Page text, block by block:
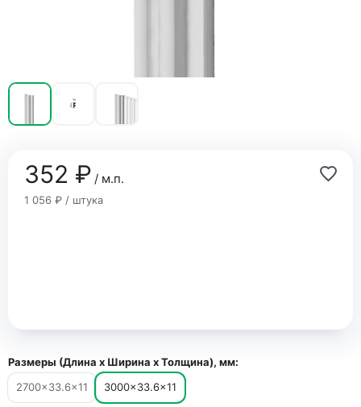
352 ₽/ м.п.
1 056 ₽ / штука
Размеры (Длина х Ширина х Толщина), мм:
2700×33.6×11
3000×33.6×11